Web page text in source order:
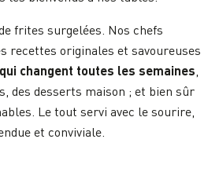
frites surgelées. Nos chefs
recettes originales et savoureuses,
changent toutes les semaines
des desserts maison ; et bien sûr
Le tout servi avec le sourire,
et conviviale.